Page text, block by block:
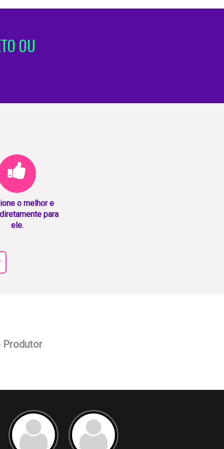
OU
o melhor e
para
ele.
Produtor